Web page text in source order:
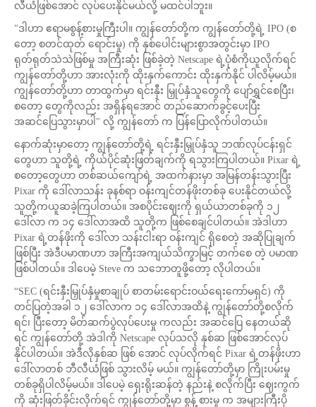
လီယံဖြစ်အောင် လုပ်ပေးနိုင်မယ်လို့ မထင်ပါဘူး။
"ဒါဟာ ဧရာမစွန့်စားမှုကြီးပါ။ ကျွန်တော်တို့က ကျွန်တော်တို့ရဲ့ IPO (စ
တော့ စတင်ထုတ် ရောင်းမှု) ကို နှစ်ပေါင်းများစွာအတွင်းမှာ IPO
ရုတ်ရုတ်သဲသဲဖြစ်မှု အကြီးဆုံး ဖြစ်ခဲ့တဲ့ Netscape ရဲ့ပုံစံကိုယူလိုက်ရင်
ကျွန်တော်တို့ဟာ အားလုံးကို ထိုးနှက်ကောင်း ထိုးနှက်နိုင် ပါလိမ့်မယ်။
ကျွန်တော်တို့ဟာ တာထွက်မှာ ရင်းနှီး မြှုပ်နှံသူတွေကို ပျော်ရွှင်စေပြီး၊
စတော့ တွေကိုလည်း အရှိန်ရအောင် တည်ဆောက်ခွင့်ပေးပြီး
အဆင်ပြေသွားမှာပါ" လို့ ကျွန်တော် က ပြန်ပြောလိုက်ပါတယ်။
နောက်ဆုံးမှာတော့ ကျွန်တော်တို့ရဲ့ ရင်းနှီးမြှုပ်နှံသူ ဘဏ်လုပ်ငန်းရှင်
တွေဟာ သူတို့ရဲ့ ကိုယ်ပိုင်ဆုံးဖြတ်ချက်ကို ရသွားကြပါတယ်။ Pixar ရဲ့
စတော့တွေဟာ တစ်ဆယ်ကျော်ရဲ့ အထက်နားမှာ အမြန်တန်းသွားပြီး
Pixar ကို ဒေါ်လာသန်း ခုနစ်ရာ ဝန်းကျင်တန်ဖိုးတစ်ခု ပေးနိုင်တယ်လို့
သူတို့ကယူဆခဲ့ကြပါတယ်။ အစပိုင်းဈေးကို ရှယ်ယာတစ်ခုကို ၁၂
ဒေါ်လာ က ၁၄ ဒေါ်လာအထိ သူတို့က ဖြစ်စေချင်ပါတယ်။ အဲဒါဟာ
Pixar ရဲ့တန်ဖိုးကို ဒေါ်လာ သန်းငါးရာ ဝန်းကျင် ရှိစေတဲ့ အဆိုပြုချက်
ဖြစ်ပြီး အဲဒီပမာဏဟာ အကြီးအကျယ်သိက္ခာမြင့် တက်စေ တဲ့ ပမာဏ
ဖြစ်ပါတယ်။ ဒါပေမဲ့ Steve က သဘောတူဖို့တော့ လိုပါတယ်။
“SEC (ရင်းနှီးမြှုပ်နှံမှုစာချုပ် စာတမ်းရောင်းဝယ်ရေးကော်မရှင်) ကို
တင်ပြတဲ့အခါ ၁၂ ဒေါ်လာက ၁၄ ဒေါ်လာအထိနဲ့ ကျွန်တော်တို့စလိုက်
ရင်၊ ပြီးတော့ မိတ်ဆက်ပွဲလုပ်ပေးမှု ကလည်း အဆင်ပြေ နေတယ်ဆို
ရင် ကျွန်တော်တို့ အဲဒါကို Netscape လုပ်သလို နှစ်ဆ ဖြစ်အောင်လုပ်
နိုင်ပါတယ်။ အဲဒီလိုနှစ်ဆ ဖြစ် အောင် လုပ်လိုက်ရင် Pixar ရဲ့တန်ဖိုးဟာ
ဒေါ်လာတစ် ဘီလီယံဖြစ် သွားလိမ့် မယ်။ ကျွန်တော်တို့မှာ ကြိုးပမ်းမှု
တစ်ခုရှိပါလိမ့်မယ်။ ဒါပေမဲ့ ရှေးရိုးဆန်တဲ့ နည်းနဲ့ စလိုက်ပြီး ဈေးကွက်
ကို ဆုံးဖြတ်ခိုင်းလိုက်ရင် ကျွန်တော်တို့မှာ စွန့် စားမှု က အများကြီးပို